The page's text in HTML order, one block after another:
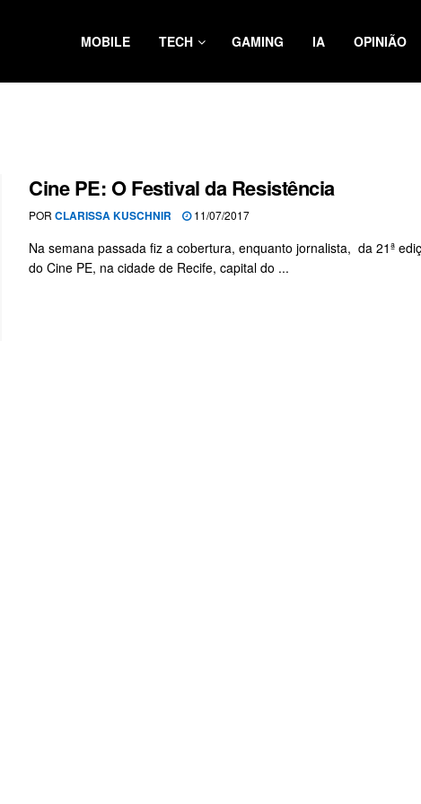
MOBILE TECH GAMING IA OPINIÃO
Cine PE: O Festival da Resistência
POR CLARISSA KUSCHNIR 11/07/2017
Na semana passada fiz a cobertura, enquanto jornalista, da 21ª
do Cine PE, na cidade de Recife, capital do ...